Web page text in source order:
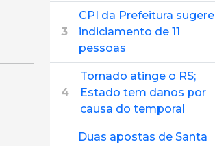
3
CPI da Prefeitura sugere
indiciamento de 11
pessoas
4
Tornado atinge o RS;
Estado tem danos por
causa do temporal
Duas apostas de Santa